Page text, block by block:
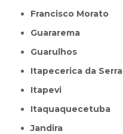
Francisco Morato
Guararema
Guarulhos
Itapecerica da Serra
Itapevi
Itaquaquecetuba
Jandira